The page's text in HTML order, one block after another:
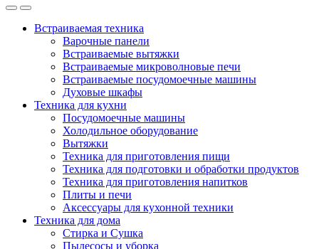
Встраиваемая техника
Варочные панели
Встраиваемые вытяжки
Встраиваемые микроволновые печи
Встраиваемые посудомоечные машины
Духовые шкафы
Техника для кухни
Посудомоечные машины
Холодильное оборудование
Вытяжки
Техника для приготовления пищи
Техника для подготовки и обработки продуктов
Техника для приготовления напитков
Плиты и печи
Аксессуары для кухонной техники
Техника для дома
Стирка и Сушка
Пылесосы и уборка